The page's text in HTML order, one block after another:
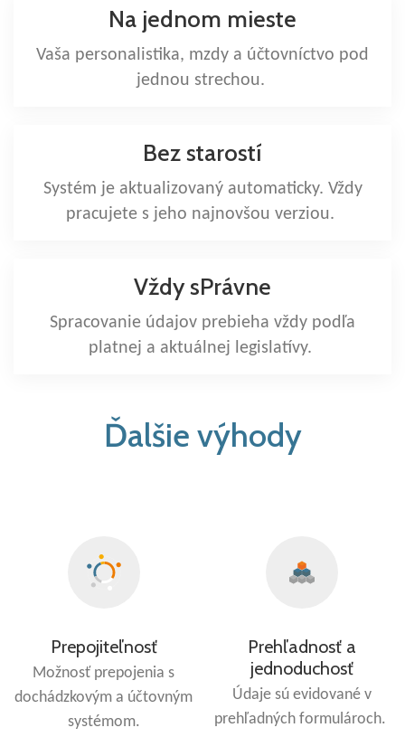
Na jednom mieste
Vaša personalistika, mzdy a účtovníctvo pod
jednou strechou.
Bez starostí
Systém je aktualizovaný automaticky. Vždy
pracujete s jeho najnovšou verziou.
Vždy sPrávne
Spracovanie údajov prebieha vždy podľa
platnej a aktuálnej legislatívy.
Ďalšie výhody
Prepojiteľnosť
Možnosť prepojenia s
dochádzkovým a účtovným
systémom.
Prehľadnosť a
jednoduchosť
Údaje sú evidované v
prehľadných formulároch.